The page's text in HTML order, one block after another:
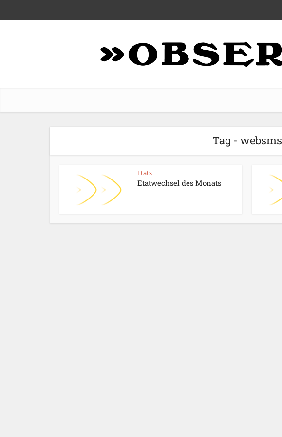
Tag - websms
Etats
Etatwechsel des Monats